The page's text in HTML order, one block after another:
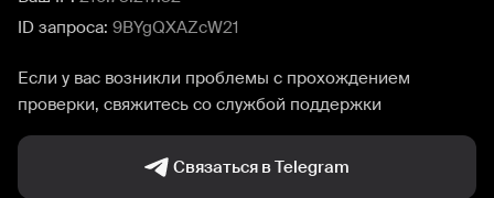
ID запроса: 9BYgQXAZcW21
Если у вас возникли проблемы с прохождением
проверки, свяжитесь со службой поддержки
Связаться в Telegram